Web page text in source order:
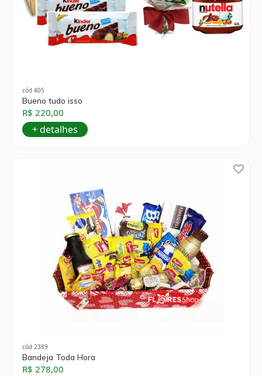
cód 405
Bueno tudo isso
R$ 220,00
+ detalhes
cód 2389
Bandeja Toda Hora
R$ 278,00